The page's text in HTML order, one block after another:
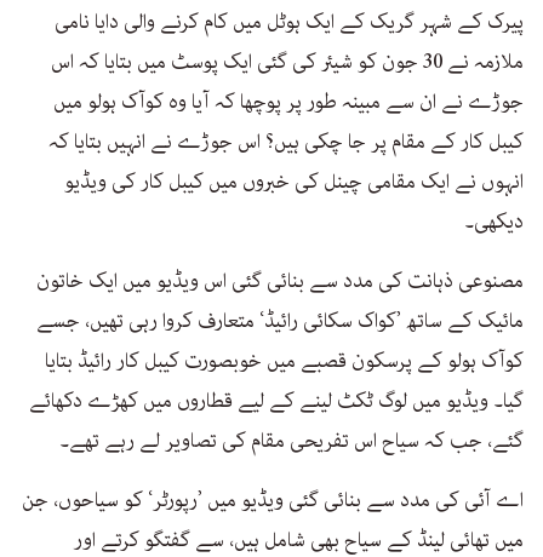
پیرک کے شہر گریک کے ایک ہوٹل میں کام کرنے والی دایا نامی
ملازمہ نے 30 جون کو شیئر کی گئی ایک پوسٹ میں بتایا کہ اس
جوڑے نے ان سے مبینہ طور پر پوچھا کہ آیا وہ کوآک ہولو میں
کیبل کار کے مقام پر جا چکی ہیں؟ اس جوڑے نے انہیں بتایا کہ
انہوں نے ایک مقامی چینل کی خبروں میں کیبل کار کی ویڈیو
دیکھی۔
مصنوعی ذہانت کی مدد سے بنائی گئی اس ویڈیو میں ایک خاتون
مائیک کے ساتھ ’کواک سکائی رائیڈ‘ متعارف کروا رہی تھیں، جسے
کوآک ہولو کے پرسکون قصبے میں خوبصورت کیبل کار رائیڈ بتایا
گیا۔ ویڈیو میں لوگ ٹکٹ لینے کے لیے قطاروں میں کھڑے دکھائے
گئے، جب کہ سیاح اس تفریحی مقام کی تصاویر لے رہے تھے۔
اے آئی کی مدد سے بنائی گئی ویڈیو میں ’رپورٹر‘ کو سیاحوں، جن
میں تھائی لینڈ کے سیاح بھی شامل ہیں، سے گفتگو کرتے اور